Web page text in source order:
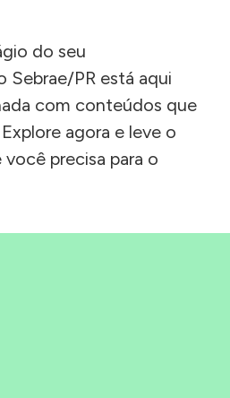
do seu
Sebrae/PR está aqui
com conteúdos que
agora e leve o
precisa para o